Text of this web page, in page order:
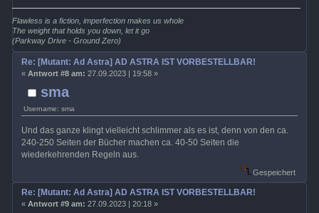
Flawless is a fiction, imperfection makes us whole
The weight that holds you down, let it go
(Parkway Drive - Ground Zero)
sma
Username: sma
Re: [Mutant: Ad Astra] AD ASTRA IST VORBESTELLBAR!
« Antwort #8 am: 27.09.2023 | 19:58 »
Und das ganze klingt vielleicht schlimmer als es ist, denn von den ca.
240-250 Seiten der Bücher machen ca. 40-50 Seiten die
wiederkehrenden Regeln aus.
Gespeichert
Re: [Mutant: Ad Astra] AD ASTRA IST VORBESTELLBAR!
« Antwort #9 am: 27.09.2023 | 20:18 »